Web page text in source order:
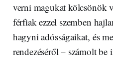
verni magukat kölcsönök
férfiak ezzel szemben
hagyni adósságaikat, és
rendezéséről – számolt be